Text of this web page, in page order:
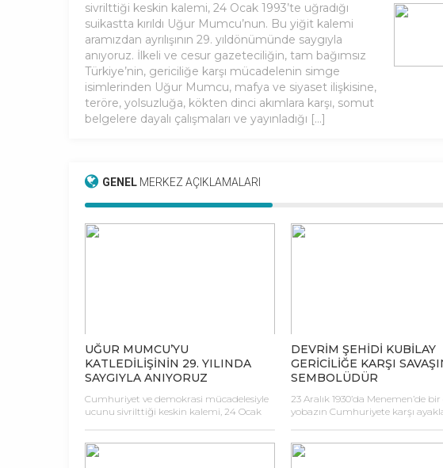
sivrilttiği keskin kalemi, 24 Ocak 1993’te uğradığı
suikastta kırıldı Uğur Mumcu’nun. Bu yiğit kalemi
aramızdan ayrılışının 29. yıldönümünde saygıyla
anıyoruz. İlkeli ve cesur gazeteciliğin, tam bağımsız
Türkiye’nin, gericiliğe karşı mücadelenin simge
isimlerinden Uğur Mumcu, mafya ve siyaset ilişkisine,
teröre, yolsuzluğa, kökten dinci akımlara karşı, somut
belgelere dayalı çalışmaları ve yayınladığı […]
GENEL MERKEZ AÇIKLAMALARI
UĞUR MUMCU’YU
KATLEDİLİŞİNİN 29. YILINDA
SAYGIYLA ANIYORUZ
Cumhuriyet ve demokrasi mücadelesiyle
ucunu sivrilttiği keskin kalemi, 24 Ocak
ayrılışının 29. yıldönümünde saygıyla
DEVRİM ŞEHİDİ KUBİLAY
GERİCİLİĞE KARŞI
SEMBOLÜDÜR
23 Aralık 1930’da Menemen’de
yobazın Cumhuriyete karşı
tarihimizin en acı olaylarından